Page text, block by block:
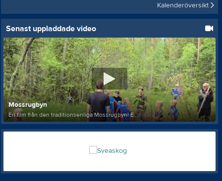
Kalenderöversikt
Senast uppladdade video
Mossrugbyn
En film från den traditionsenliga Mossrugbyn! E...